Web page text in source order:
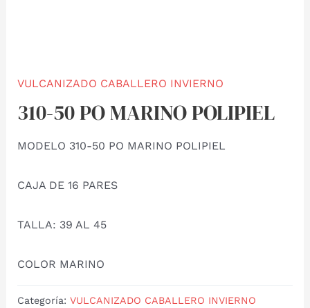
VULCANIZADO CABALLERO INVIERNO
310-50 PO MARINO POLIPIEL
MODELO 310-50 PO MARINO POLIPIEL
CAJA DE 16 PARES
TALLA: 39 AL 45
COLOR MARINO
Categoría: VULCANIZADO CABALLERO INVIERNO